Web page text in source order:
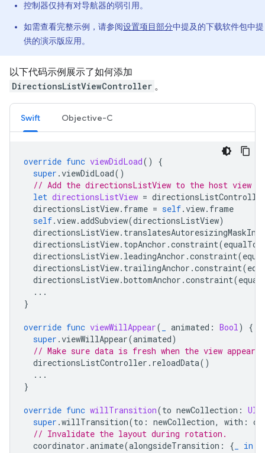
控制器仅持有对导航器的弱引用。
如需查看完整示例，请参阅设置项目部分中提及的下载软件包中提
供的演示版应用。
以下代码示例展示了如何添加
DirectionsListViewController 。
Swift Objective-C
override func viewDidLoad()
{
super .viewDidLoad()
// Add the directionsListView to the host view
let directionsListView =
directionsListView. frame = self.view. frame
self.view.addSubview(directionsListView)
directionsListView.
directionsListView. topAnchor .constraint(equalTo
directionsListView. leadingAnchor .constraint(
directionsListView. trailingAnchor .constraint(
directionsListView.bottomAnchor .constraint(
...
}
override func viewWillAppear( animated : Bool)
{
super .viewWillAppear(animated)
// Make sure data is fresh when the view appears.
directionsListController . reloadData()
...
}
override func willTransition(to newCollection :
super .willTransition(to : newCollection, with :
// Invalidate the layout during rotation.
coordinator .animate(alongsideTransition : {
in